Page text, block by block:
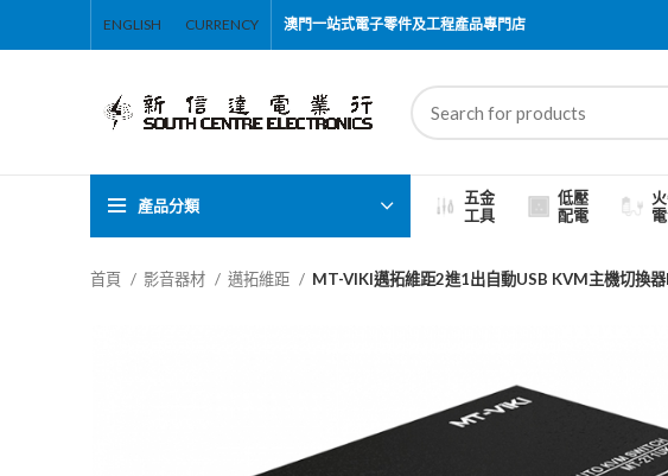
ENGLISH CURRENCY 澳門一站式電子零件及工程產品專門店
產品分類
五金
工具
低壓
配電
首頁 影音器材 邁拓維距 MT-VIKI邁拓維距2進1出自動USB KVM主機切換